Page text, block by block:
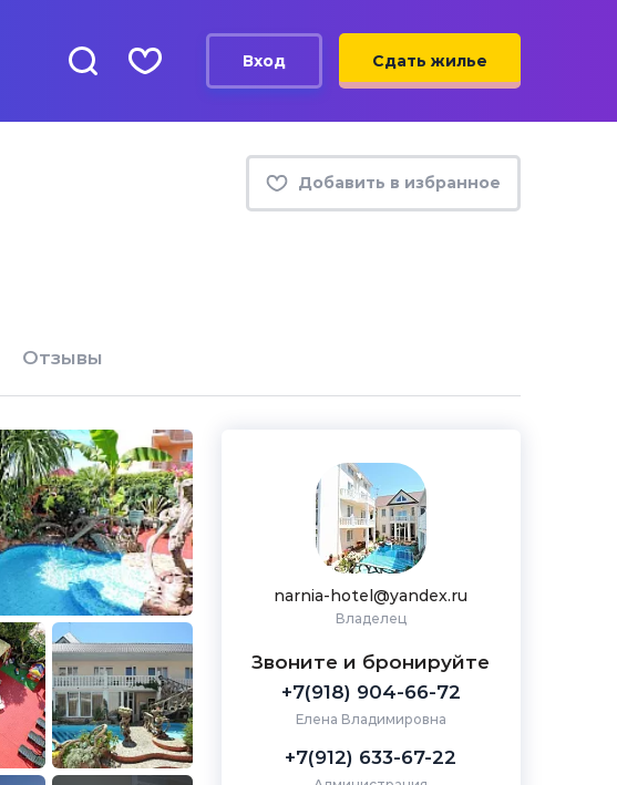
Вход Сдать жилье
Добавить в избранное
Отзывы
narnia-hotel@yandex.ru
Владелец
Звоните и бронируйте
+7(918) 904-66-72
Елена Владимировна
+7(912) 633-67-22